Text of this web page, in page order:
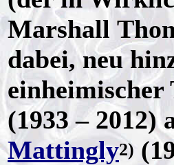
Marshall
dabei, neu
(1933 – 2012)
Mattingly2)